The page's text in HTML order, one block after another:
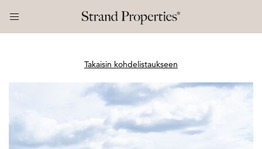
Takaisin kohdelistaukseen